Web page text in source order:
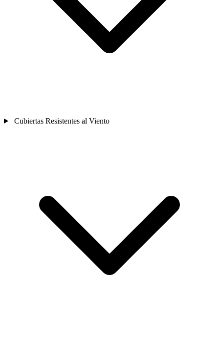
Cubiertas Resistentes al Viento